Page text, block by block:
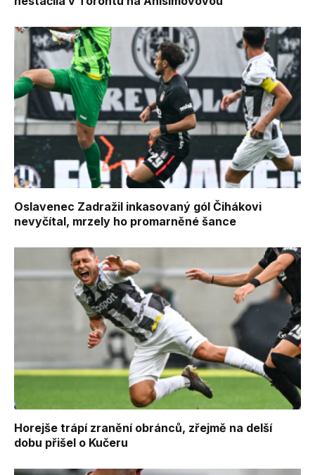
Oslavenec Zadražil inkasovaný gól Čihákovi
nevyčítal, mrzely ho promarněné šance
Horejše trápí zranění obránců, zřejmě na delší
dobu přišel o Kučeru